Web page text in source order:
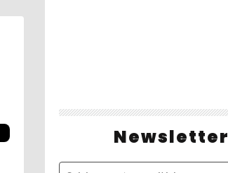
Newsletter